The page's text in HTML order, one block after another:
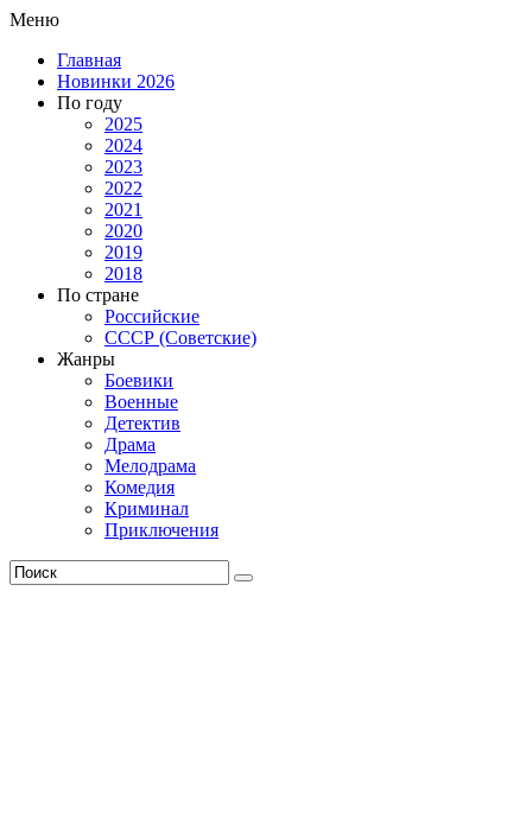
Меню
Главная
Новинки 2026
По году
2025
2024
2023
2022
2021
2020
2019
2018
По стране
Российские
СССР (Советские)
Жанры
Боевики
Военные
Детектив
Драма
Мелодрама
Комедия
Криминал
Приключения